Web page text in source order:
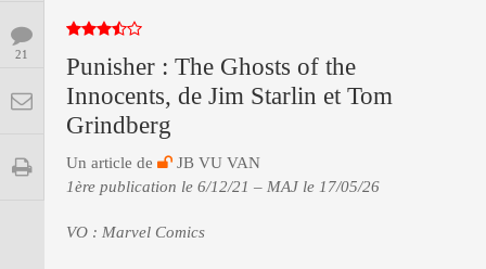
ENCYCLOPEGEEK
CINE-SERIES-ANIME
MUSIQUE
LA BRUCE TEAM : SAISON 13
21
Punisher : The Ghosts of the
Innocents, de Jim Starlin et Tom
Grindberg
Un article de
JB VU VAN
1ère publication le 6/12/21 – MAJ le 17/05/26
VO : Marvel Comics
Marvel Mattie boy
Panini Patrick Faivre Presse
Présence Punisher Rock Semic
Special Guest Spidey Superman
Urban Vertigo xmen